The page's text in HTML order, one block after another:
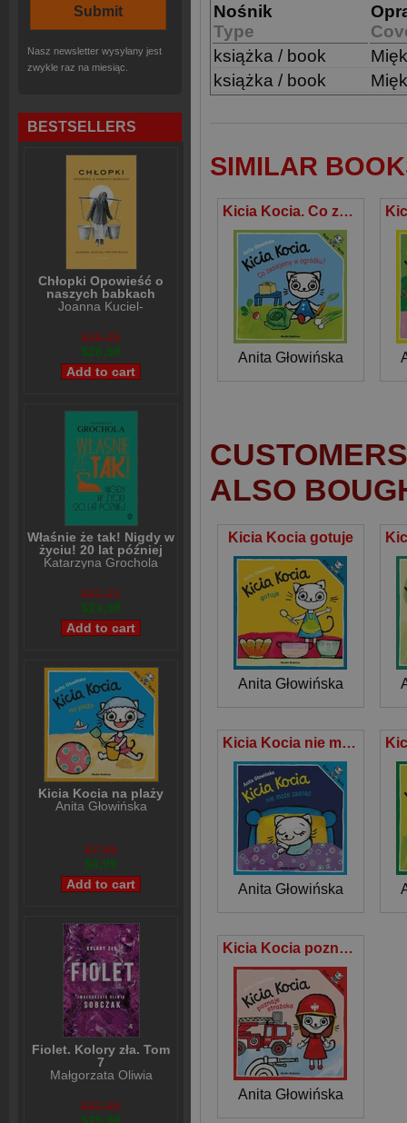
Nasz newsletter wysyłany jest
zwykle raz na miesiąc.
BESTSELLERS
Chłopki Opowieść o
naszych babkach
Joanna Kuciel-
$36,38
$28,98
Właśnie że tak! Nigdy w
życiu! 20 lat później
Katarzyna Grochola
$31,21
$24,98
Kicia Kocia na plaży
Anita Głowińska
$7,99
$6,99
Fiolet. Kolory zła. Tom
7
Małgorzata Oliwia
$31,66
Nośnik
Type
książka / book
książka / book
SIMILAR
Kicia Kocia. Co zasiejemy w ogródku?
Anita Głowińska
ALSO
Kicia Kocia gotuje
Anita Głowińska
Kicia Kocia nie może zasnąć
Anita Głowińska
Kicia Kocia poznaje strażaka
Anita Głowińska